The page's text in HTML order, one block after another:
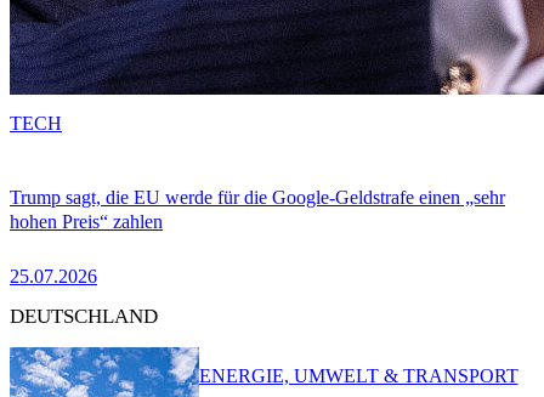
Trump sagt, die EU werde für die Google-Geldstrafe einen „sehr
hohen Preis“ zahlen
25.07.2026
TECH
DEUTSCHLAND
ENERGIE, UMWELT & TRANSPORT